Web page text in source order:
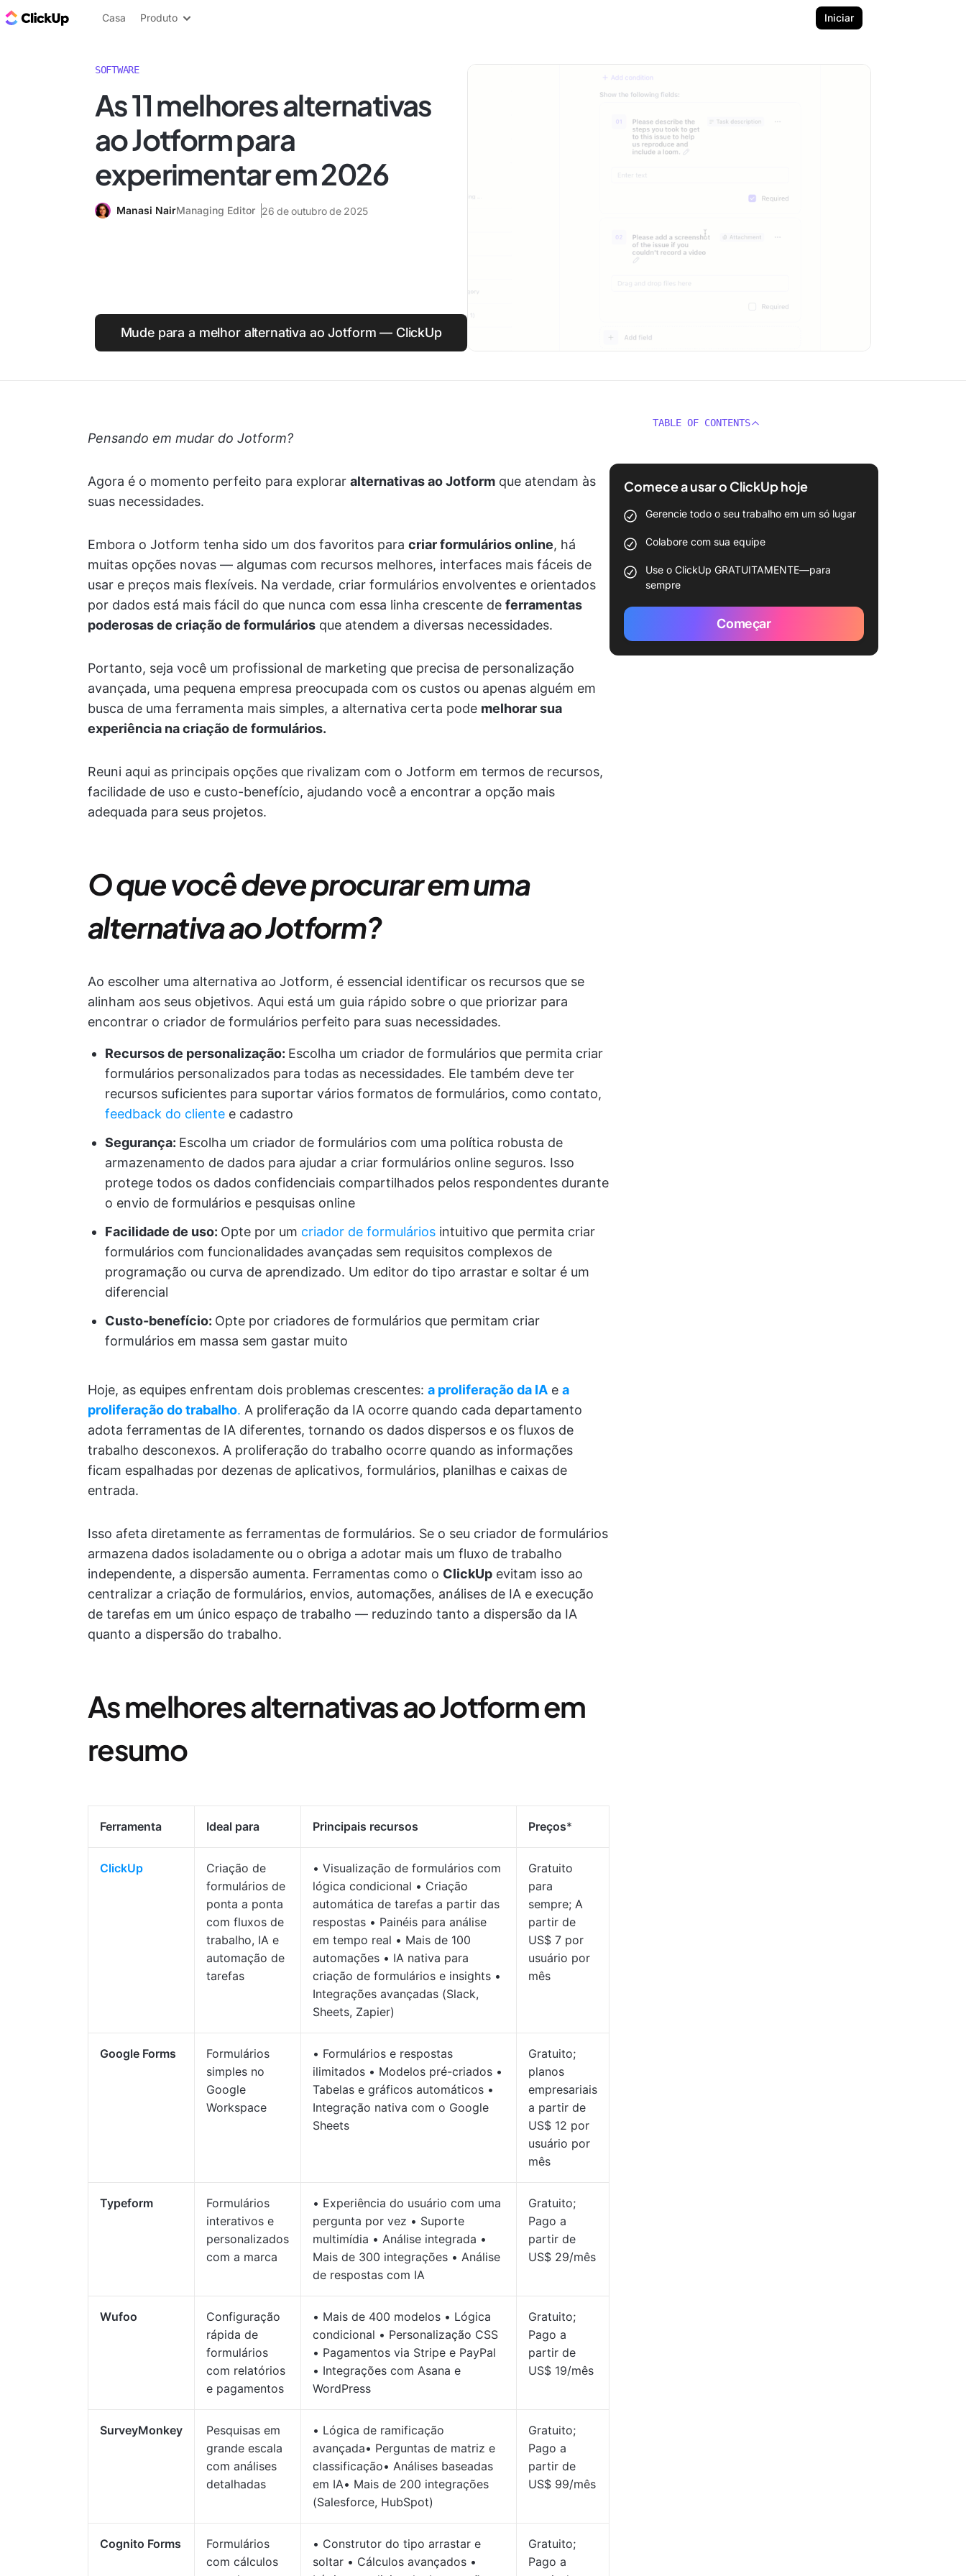
ClickUp Blogue
Casa Produto Iniciar
SOFTWARE
As 11 melhores alternativas
ao Jotform para
experimentar em 2026
Manasi NairManaging Editor 26 de outubro de 2025
Mude para a melhor alternativa ao Jotform — ClickUp
Pensando em mudar do Jotform?
Agora é o momento perfeito para explorar alternativas ao Jotform que atendam às
suas necessidades.
Embora o Jotform tenha sido um dos favoritos para criar formulários online, há
muitas opções novas — algumas com recursos melhores, interfaces mais fáceis de
usar e preços mais flexíveis. Na verdade, criar formulários envolventes e orientados
por dados está mais fácil do que nunca com essa linha crescente de ferramentas
poderosas de criação de formulários que atendem a diversas necessidades.
Portanto, seja você um profissional de marketing que precisa de personalização
avançada, uma pequena empresa preocupada com os custos ou apenas alguém em
busca de uma ferramenta mais simples, a alternativa certa pode melhorar sua
experiência na criação de formulários.
Reuni aqui as principais opções que rivalizam com o Jotform em termos de recursos,
facilidade de uso e custo-benefício, ajudando você a encontrar a opção mais
adequada para seus projetos.
O que você deve procurar em uma
alternativa ao Jotform?
Ao escolher uma alternativa ao Jotform, é essencial identificar os recursos que se
alinham aos seus objetivos. Aqui está um guia rápido sobre o que priorizar para
encontrar o criador de formulários perfeito para suas necessidades.
Recursos de personalização: Escolha um criador de formulários que permita criar
formulários personalizados para todas as necessidades. Ele também deve ter
recursos suficientes para suportar vários formatos de formulários, como contato,
feedback do cliente e cadastro
Segurança: Escolha um criador de formulários com uma política robusta de
armazenamento de dados para ajudar a criar formulários online seguros. Isso
protege todos os dados confidenciais compartilhados pelos respondentes durante
o envio de formulários e pesquisas online
Facilidade de uso: Opte por um criador de formulários intuitivo que permita criar
formulários com funcionalidades avançadas sem requisitos complexos de
programação ou curva de aprendizado. Um editor do tipo arrastar e soltar é um
diferencial
Custo-benefício: Opte por criadores de formulários que permitam criar
formulários em massa sem gastar muito
Hoje, as equipes enfrentam dois problemas crescentes: a proliferação da IA e a
proliferação do trabalho. A proliferação da IA ocorre quando cada departamento
adota ferramentas de IA diferentes, tornando os dados dispersos e os fluxos de
trabalho desconexos. A proliferação do trabalho ocorre quando as informações
ficam espalhadas por dezenas de aplicativos, formulários, planilhas e caixas de
entrada.
Isso afeta diretamente as ferramentas de formulários. Se o seu criador de formulários
armazena dados isoladamente ou o obriga a adotar mais um fluxo de trabalho
independente, a dispersão aumenta. Ferramentas como o ClickUp evitam isso ao
centralizar a criação de formulários, envios, automações, análises de IA e execução
de tarefas em um único espaço de trabalho — reduzindo tanto a dispersão da IA
quanto a dispersão do trabalho.
As melhores alternativas ao Jotform em
resumo
Ferramenta Ideal para Principais recursos Preços*
ClickUp
Criação de
formulários de
ponta a ponta
com fluxos de
trabalho, IA e
automação de
tarefas
• Visualização de formulários com
lógica condicional • Criação
automática de tarefas a partir das
respostas • Painéis para análise
em tempo real • Mais de 100
automações • IA nativa para
criação de formulários e insights •
Integrações avançadas (Slack,
Sheets, Zapier)
Gratuito
para
sempre; A
partir de
US$ 7 por
usuário por
mês
Google Forms
Formulários
simples no
Google
Workspace
• Formulários e respostas
ilimitados • Modelos pré-criados •
Tabelas e gráficos automáticos •
Integração nativa com o Google
Sheets
Gratuito;
planos
empresariais
a partir de
US$ 12 por
usuário por
mês
Typeform
Formulários
interativos e
personalizados
com a marca
• Experiência do usuário com uma
pergunta por vez • Suporte
multimídia • Análise integrada •
Mais de 300 integrações • Análise
de respostas com IA
Gratuito;
Pago a
partir de
US$ 29/mês
Wufoo
Configuração
rápida de
formulários
com relatórios
e pagamentos
• Mais de 400 modelos • Lógica
condicional • Personalização CSS
• Pagamentos via Stripe e PayPal
• Integrações com Asana e
WordPress
Gratuito;
Pago a
partir de
US$ 19/mês
SurveyMonkey
Pesquisas em
grande escala
com análises
detalhadas
• Lógica de ramificação
avançada• Perguntas de matriz e
classificação• Análises baseadas
em IA• Mais de 200 integrações
(Salesforce, HubSpot)
Gratuito;
Pago a
partir de
US$ 99/mês
Cognito Forms
Formulários
com cálculos
• Construtor do tipo arrastar e
soltar • Cálculos avançados •
Gratuito;
Pago a
TABLE OF CONTENTS
Comece a usar o ClickUp hoje
Gerencie todo o seu trabalho em um só lugar
Colabore com sua equipe
Use o ClickUp GRATUITAMENTE—para
sempre
Começar